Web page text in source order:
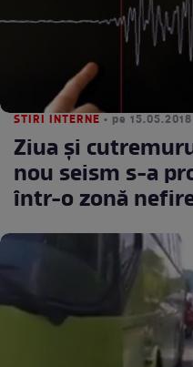
STIRI INTERNE • pe
Ziua şi
nou seism s-a
într-o zonă